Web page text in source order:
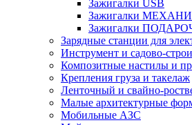
Зажигалки USB
Зажигалки
Зажигалки
Зарядные станции для
Инструмент и садово-
Композитные настилы и
Крепления груза и такелаж
Ленточный и свайно-
Малые архитектурные
Мобильные АЗС